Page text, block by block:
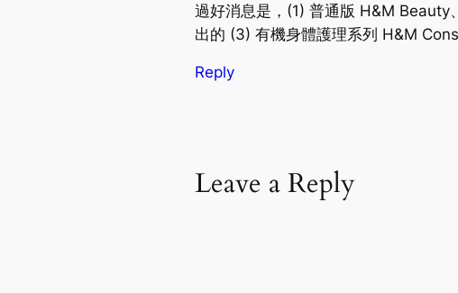
過好消息是，(1) 普通版 H&M
出的 (3) 有機身體護理系列 H&M
Reply
Leave a Reply